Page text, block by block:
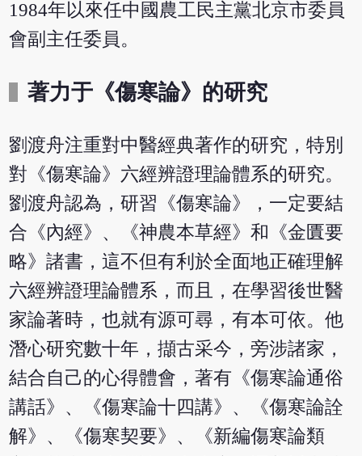
1984年以來任中國農工民主黨北京市委員
會副主任委員。
著力于《傷寒論》的研究
劉渡舟注重對中醫經典著作的研究，特別
對《傷寒論》六經辨證理論體系的研究。
劉渡舟認為，研習《傷寒論》，一定要結
合《內經》、《神農本草經》和《金匱要
略》諸書，這不但有利於全面地正確理解
六經辨證理論體系，而且，在學習後世醫
家論著時，也就有源可尋，有本可依。他
潛心研究數十年，擷古采今，旁涉諸家，
結合自己的心得體會，著有《傷寒論通俗
講話》、《傷寒論十四講》、《傷寒論詮
解》、《傷寒契要》、《新編傷寒論類